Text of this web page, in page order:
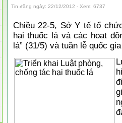
Tin đăng ngày: 22/12/2012 - Xem: 6737
Chiều 22-5, Sở Y tế tổ
hại thuốc lá và các hoạt
lá” (31/5) và tuần lễ quốc